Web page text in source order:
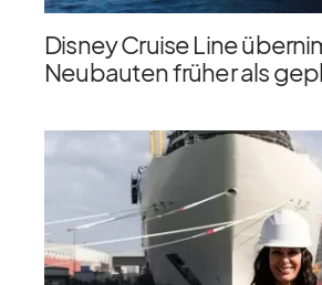
Disney Cruise Line
Neubauten früher als